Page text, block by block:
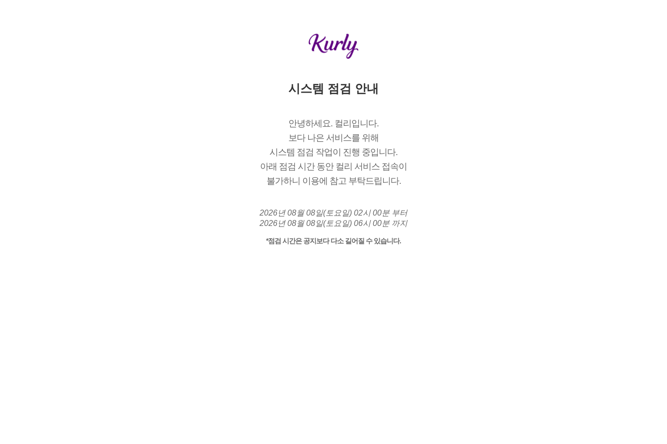
시스템 점검 안내
안녕하세요. 컬리입니다.
보다 나은 서비스를 위해
시스템 점검 작업이 진행 중입니다.
아래 점검 시간 동안 컬리 서비스 접속이
불가하니 이용에 참고 부탁드립니다.
2026년 08월 08일(토요일) 02시 00분 부터
2026년 08월 08일(토요일) 06시 00분 까지
*점검 시간은 공지보다 다소 길어질 수 있습니다.